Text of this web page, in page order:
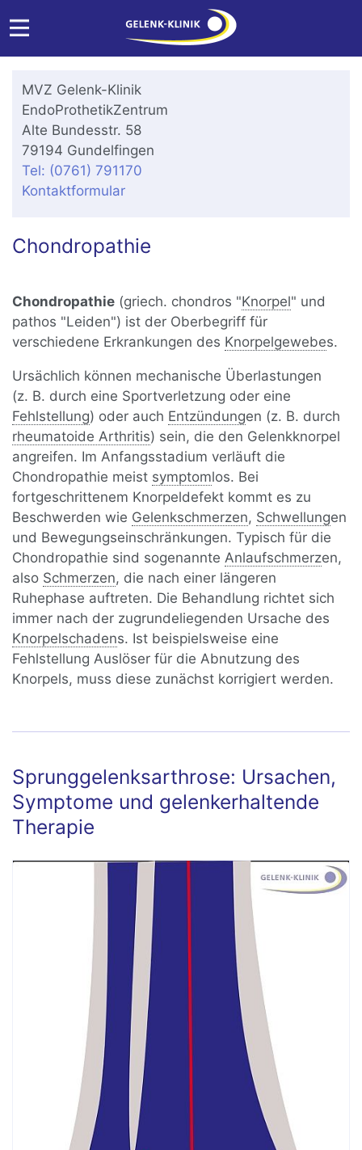
MVZ Gelenk-Klinik
EndoProthetikZentrum
Alte Bundesstr. 58
79194 Gundelfingen
Tel: (0761) 791170
Kontaktformular
Chondropathie
Chondropathie (griech. chondros "Knorpel" und
pathos "Leiden") ist der Oberbegriff für
verschiedene Erkrankungen des Knorpelgewebes.
Ursächlich können mechanische Überlastungen
(z. B. durch eine Sportverletzung oder eine
Fehlstellung) oder auch Entzündungen (z. B. durch
rheumatoide Arthritis) sein, die den Gelenkknorpel
angreifen. Im Anfangsstadium verläuft die
Chondropathie meist symptomlos. Bei
fortgeschrittenem Knorpeldefekt kommt es zu
Beschwerden wie Gelenkschmerzen, Schwellungen
und Bewegungseinschränkungen. Typisch für die
Chondropathie sind sogenannteAnlaufschmerzen,
also Schmerzen, die nach einer längeren
Ruhephase auftreten. Die Behandlung richtet sich
immer nach der zugrundeliegenden Ursache des
Knorpelschadens. Ist beispielsweise eine
Fehlstellung Auslöser für die Abnutzung des
Knorpels, muss diese zunächst korrigiert werden.
Sprunggelenksarthrose: Ursachen,
Symptome und gelenkerhaltende
Therapie